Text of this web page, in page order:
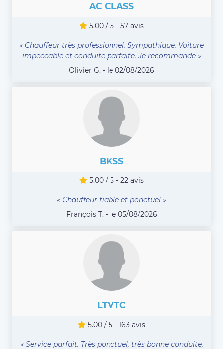
AC CLASS
5.00 / 5 - 57 avis
« Chauffeur très professionnel. Sympathique. Voiture
impeccable et conduite parfaite. Je recommande »
Olivier G. - le 02/08/2026
BKSS
5.00 / 5 - 22 avis
« Chauffeur fiable et ponctuel »
François T. - le 05/08/2026
LTVTC
5.00 / 5 - 163 avis
« Service parfait. Très ponctuel, très bonne conduite,